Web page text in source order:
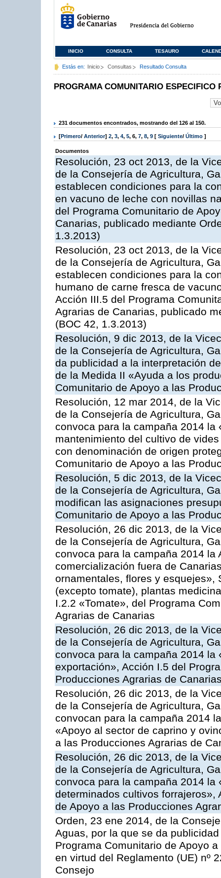
INICIO CONSULTA TESAURO
Estás en: Inicio Consultas Resultado Consulta
PROGRAMA COMUNITARIO ESPECIFICO
231 documentos encontrados, mostrando del 126 al 150.
[Primero/ Anterior] 2, 3, 4, 5, 6, 7, 8, 9 [ Siguiente/ Último ]
Documentos
Resolución, 23 oct 2013, de la
de la Consejería de Agricultura,
establecen condiciones para la
en vacuno de leche con novillas
del Programa Comunitario de
Canarias, publicado mediante
1.3.2013)
Resolución, 23 oct 2013, de la
de la Consejería de Agricultura,
establecen condiciones para la
humano de carne fresca de
Acción III.5 del Programa
Agrarias de Canarias, publicado
(BOC 42, 1.3.2013)
Resolución, 9 dic 2013, de la
de la Consejería de Agricultura,
da publicidad a la interpretación
de la Medida II «Ayuda a los
Comunitario de Apoyo a las
Resolución, 12 mar 2014, de la
de la Consejería de Agricultura,
convoca para la campaña 2014 la
mantenimiento del cultivo de
con denominación de origen
Comunitario de Apoyo a las
Resolución, 5 dic 2013, de la
de la Consejería de Agricultura,
modifican las asignaciones
Comunitario de Apoyo a las
Resolución, 26 dic 2013, de la
de la Consejería de Agricultura,
convoca para la campaña 2014 la
comercialización fuera de
ornamentales, flores y esquejes»,
(excepto tomate), plantas
I.2.2 «Tomate», del Programa
Agrarias de Canarias
Resolución, 26 dic 2013, de la
de la Consejería de Agricultura,
convoca para la campaña 2014
exportación», Acción I.5 del
Producciones Agrarias de
Resolución, 26 dic 2013, de la
de la Consejería de Agricultura,
convocan para la campaña 2014
«Apoyo al sector de caprino y
a las Producciones Agrarias de
Resolución, 26 dic 2013, de la
de la Consejería de Agricultura,
convoca para la campaña 2014 la
determinados cultivos forrajeros»,
de Apoyo a las Producciones
Orden, 23 ene 2014, de la
Aguas, por la que se da
Programa Comunitario de Apoyo
en virtud del Reglamento (UE) nº
Consejo